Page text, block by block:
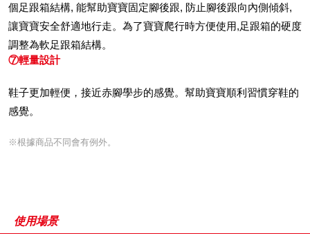
個足跟箱結構, 能幫助寶寶固定腳後跟, 防止腳後跟向內側傾斜,
讓寶寶安全舒適地行走。為了寶寶爬行時方便使用,足跟箱的硬度
調整為軟足跟箱結構。
⑦輕量設計
鞋子更加輕便，接近赤腳學步的感覺。幫助寶寶順利習慣穿鞋的
感覺。
※根據商品不同會有例外。
使用場景